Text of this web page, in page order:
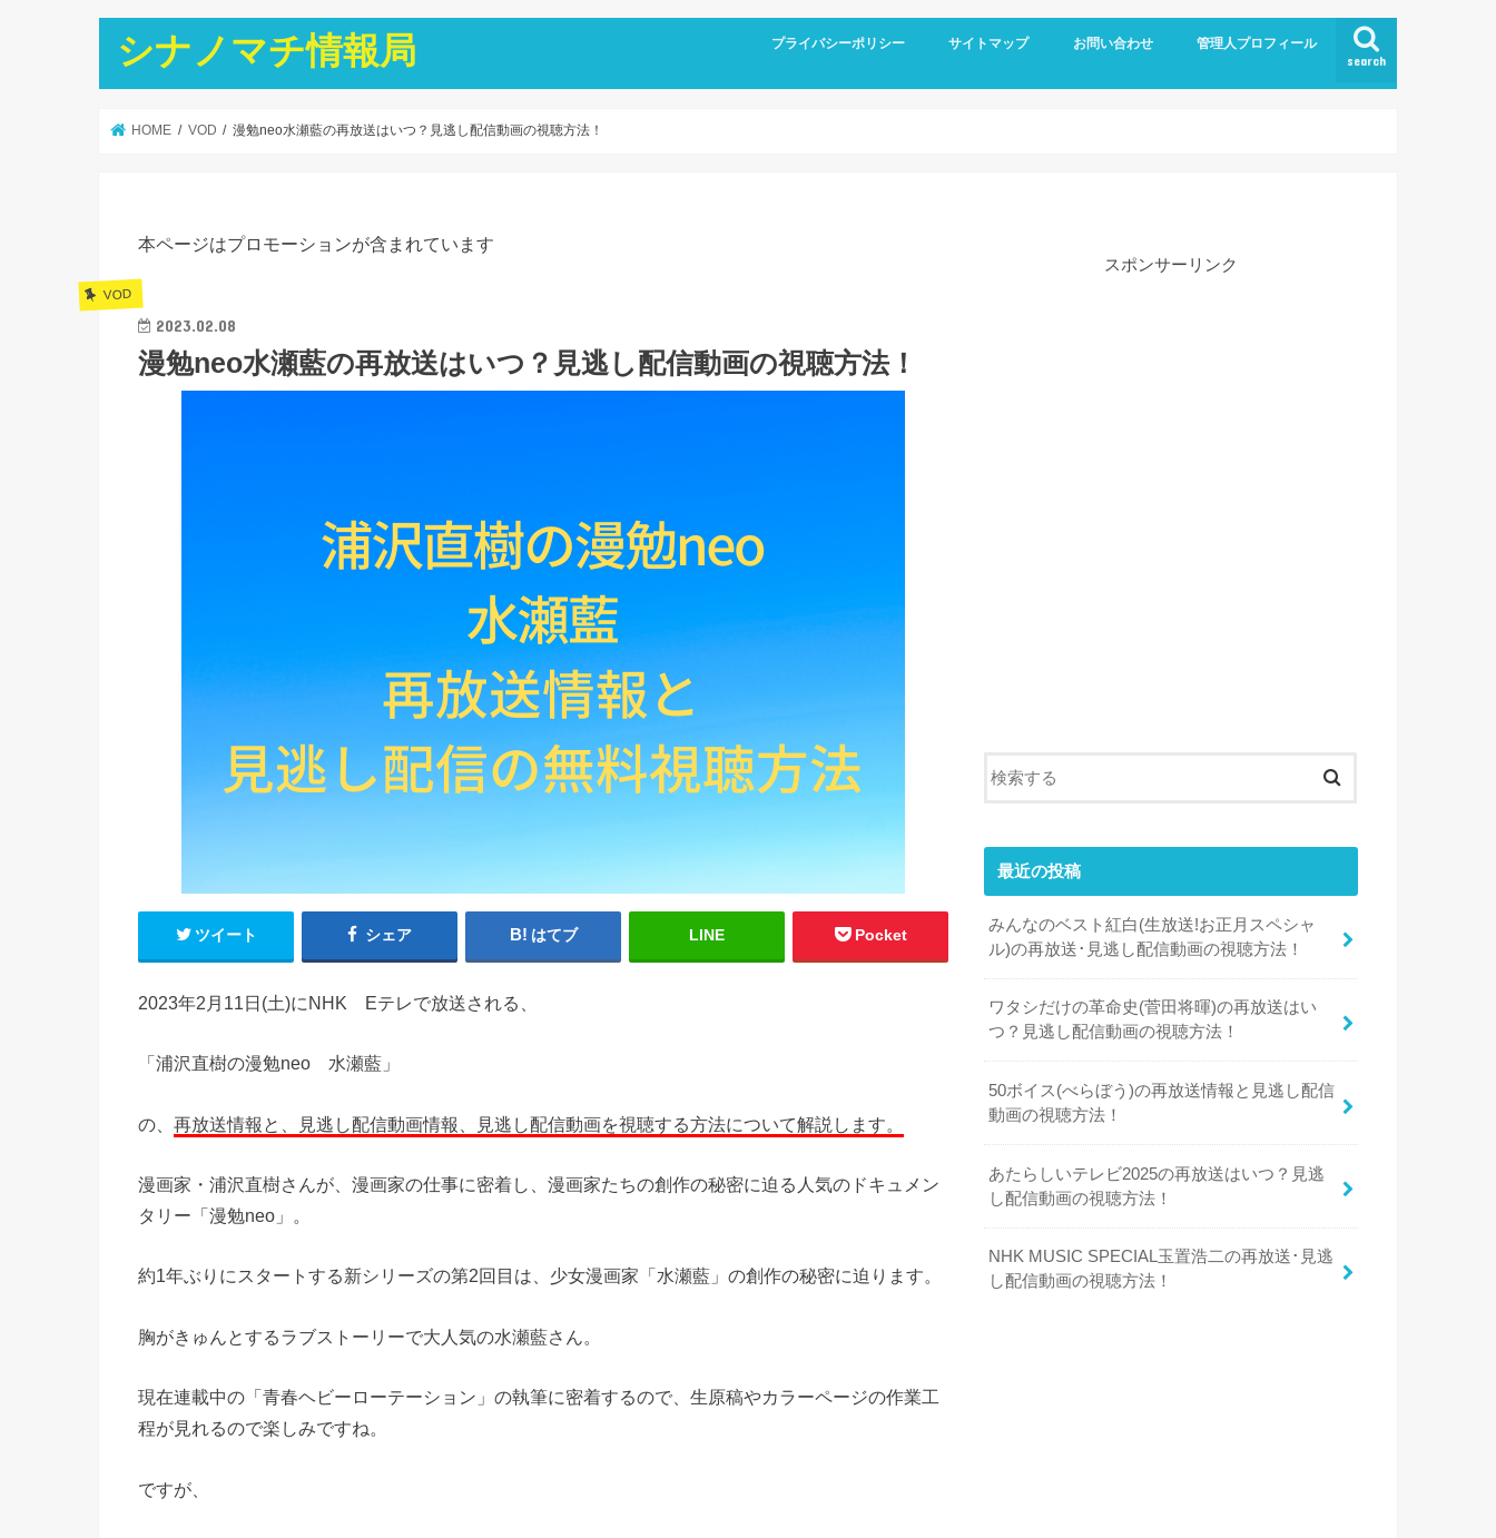
シナノマチ情報局 search
プライバシーポリシー サイトマップ お問い合わせ 管理人プロフィール
HOME VOD 漫勉neo水瀬藍の再放送はいつ？見逃し配信動画の視聴方法！
本ページはプロモーションが含まれています
VOD
2023.02.08
漫勉neo水瀬藍の再放送はいつ？見逃し配信動画の視聴方法！
ツイート シェア はてブ LINE Pocket
2023年2月11日(土)にNHK Eテレで放送される、
「浦沢直樹の漫勉neo 水瀬藍」
の、 再放送情報と、見逃し配信動画情報、見逃し配信動画を視聴する方法について解説します。
漫画家・ 浦沢直樹さんが、漫画家の仕事に密着し、漫画家たちの創作の秘密に迫る人気のドキュメン
タリー 「漫勉neo」。
約1年ぶりにスタートする新シリーズの第2回目は、少女漫画家「水瀬藍」の創作の秘密に迫ります。
胸がきゅんとするラブストーリーで大人気の水瀬藍さん。
現在連載中の「青春ヘビーローテーション」の執筆に密着するので、生原稿やカラーページの作業工
程が見れるので楽しみですね。
ですが、
スポンサーリンク
最近の投稿
みんなのベスト紅白(生放送!お正月スペシャ
ル)の再放送･見逃し配信動画の視聴方法！
ワタシだけの革命史(菅田将暉)の再放送はい
つ？見逃し配信動画の視聴方法！
50ボイス(べらぼう)の再放送情報と見逃し配信
動画の視聴方法！
あたらしいテレビ2025の再放送はいつ？見逃
し配信動画の視聴方法！
NHK MUSIC SPECIAL玉置浩二の再放送･見逃
し配信動画の視聴方法！